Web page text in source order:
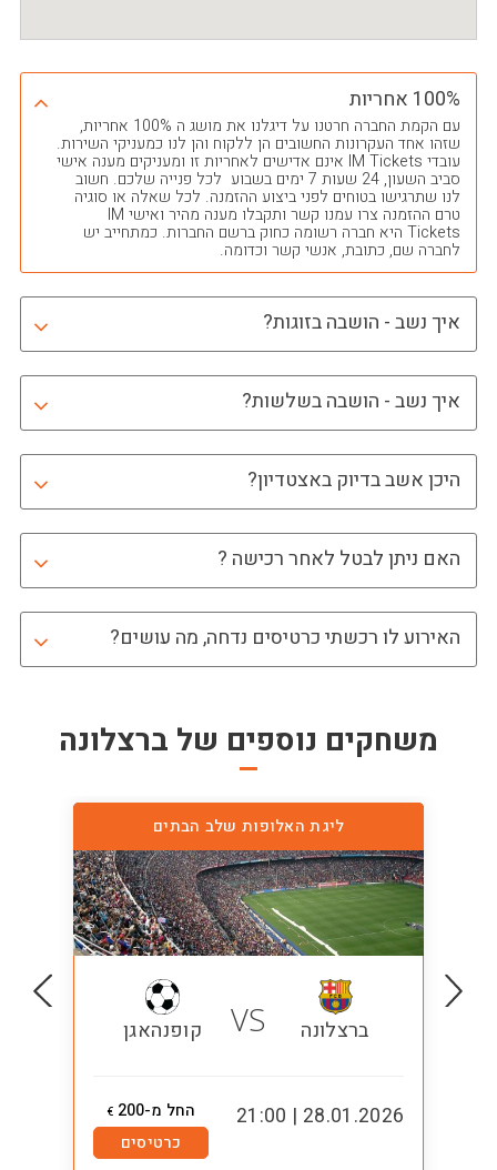
100% אחריות
עם הקמת החברה חרטנו על דיגלנו את מושג ה 100% אחריות,
שזהו אחד העקרונות החשובים הן ללקוח והן לנו כמעניקי השירות.
עובדי IM Tickets אינם אדישים לאחריות זו ומעניקים מענה אישי
סביב השעון, 24 שעות 7 ימים בשבוע לכל פנייה שלכם. חשוב
לנו שתרגישו בטוחים לפני ביצוע ההזמנה. לכל שאלה או סוגיה
טרם ההזמנה צרו עמנו קשר ותקבלו מענה מהיר ואישי IM
Tickets היא חברה רשומה כחוק ברשם החברות. כמתחייב יש
לחברה שם, כתובת, אנשי קשר וכדומה.
איך נשב - הושבה בזוגות?
איך נשב - הושבה בשלשות?
היכן אשב בדיוק באצטדיון?
האם ניתן לבטל לאחר רכישה ?
האירוע לו רכשתי כרטיסים נדחה, מה עושים?
משחקים נוספים של ברצלונה
ליגת האלופות שלב הבתים
ברצלונה VS קופנהאגן
28.01.2026 | 21:00 החל מ-200 €
כרטיסים